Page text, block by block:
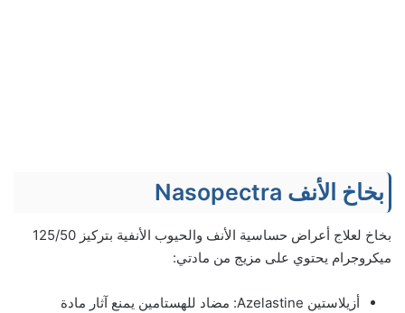
بخاخ الأنف Nasopectra
بخاخ لعلاج أعراض حساسية الأنف والحيوب الأنفية بتركيز 125/50
ميكروجرام يحتوي على مزيج من مادتي:
أزيلاستين Azelastine: مضاد للهستامين يمنع آثار مادة